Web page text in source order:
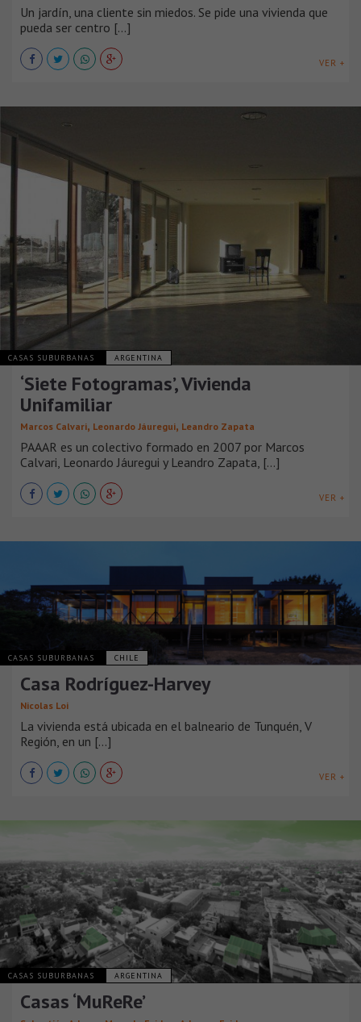
Un jardín, una cliente sin miedos. Se pide una vivienda que
pueda ser centro [...]
VER +
CASAS SUBURBANAS ARGENTINA
‘Siete Fotogramas’, Vivienda
Unifamiliar
Marcos Calvari, Leonardo Jáuregui, Leandro Zapata
PAAAR es un colectivo formado en 2007 por Marcos
Calvari, Leonardo Jáuregui y Leandro Zapata, [...]
VER +
CASAS SUBURBANAS CHILE
Casa Rodríguez-Harvey
Nicolas Loi
La vivienda está ubicada en el balneario de Tunquén, V
Región, en un [...]
VER +
CASAS SUBURBANAS ARGENTINA
Casas ‘MuReRe’